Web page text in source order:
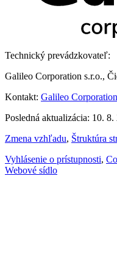
Technický prevádzkovateľ:
Galileo Corporation s.r.o.,
Kontakt: Galileo
Posledná aktualizácia: 10. 8.
Zmena vzhľadu, Štruktúra
Vyhlásenie o prístupnosti,
Webové sídlo